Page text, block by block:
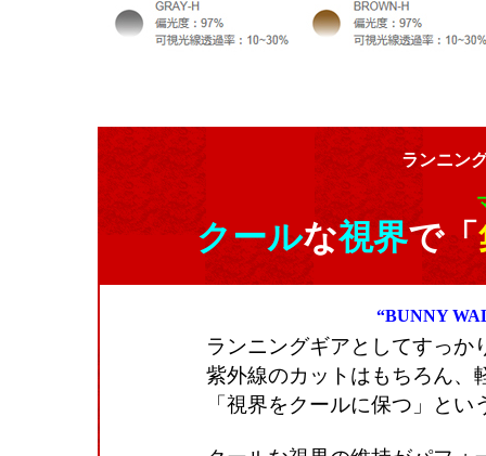
ランニン
クールな視界で「
“BUNNY
ランニングギアとしてすっか
紫外線のカットはもちろん、
「視界をクールに保つ」と